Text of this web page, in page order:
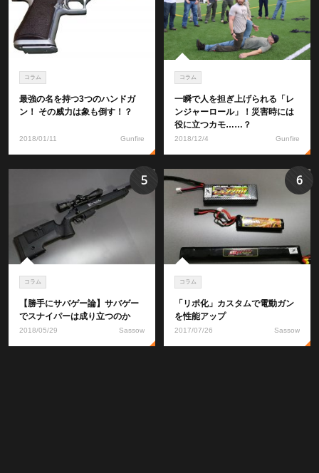
コラム
最強の名を持つ3つのハンドガ
ン！ その威力は象も倒す！？
2018/01/11 Gunfire
コラム
一瞬で人を担ぎ上げられる「レ
ンジャーロール」！災害時には
役に立つカモ……？
2018/12/4 Gunfire
コラム
【勝手にサバゲー論】サバゲー
でスナイパーは成り立つのか
2018/05/29 Sassow
5
コラム
「リポ化」カスタムで電動ガン
を性能アップ
2017/07/26 Sassow
6